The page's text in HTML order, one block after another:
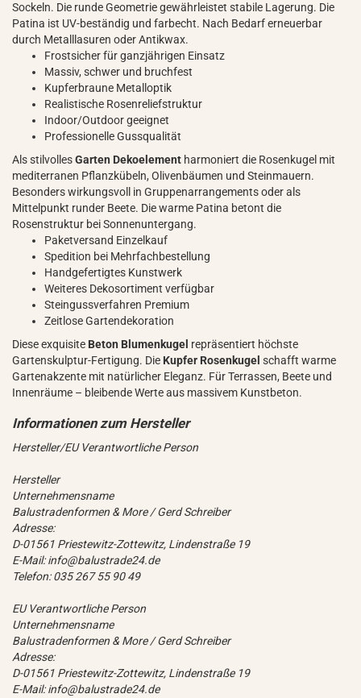
Sockeln. Die runde Geometrie gewährleistet stabile Lagerung. Die
Patina ist UV-beständig und farbecht. Nach Bedarf erneuerbar
durch Metalllasuren oder Antikwax.
Frostsicher für ganzjährigen Einsatz
Massiv, schwer und bruchfest
Kupferbraune Metalloptik
Realistische Rosenreliefstruktur
Indoor/Outdoor geeignet
Professionelle Gussqualität
Als stilvollesGarten Dekoelement harmoniert die Rosenkugel mit
mediterranen Pflanzkübeln, Olivenbäumen und Steinmauern.
Besonders wirkungsvoll in Gruppenarrangements oder als
Mittelpunkt runder Beete. Die warme Patina betont die
Rosenstruktur bei Sonnenuntergang.
Paketversand Einzelkauf
Spedition bei Mehrfachbestellung
Handgefertigtes Kunstwerk
Weiteres Dekosortiment verfügbar
Steingussverfahren Premium
Zeitlose Gartendekoration
Diese exquisite Beton Blumenkugel repräsentiert höchste
Gartenskulptur-Fertigung. Die Kupfer Rosenkugel schafft warme
Gartenakzente mit natürlicher Eleganz. Für Terrassen, Beete und
Innenräume – bleibende Werte aus massivem Kunstbeton.
Hersteller/EU Verantwortliche Person
Hersteller
Unternehmensname
Balustradenformen & More / Gerd Schreiber
Adresse:
D-01561 Priestewitz-Zottewitz, Lindenstraße 19
E-Mail: info@balustrade24.de
Telefon: 035 267 55 90 49
EU Verantwortliche Person
Unternehmensname
Balustradenformen & More / Gerd Schreiber
Adresse:
D-01561 Priestewitz-Zottewitz, Lindenstraße 19
E-Mail: info@balustrade24.de